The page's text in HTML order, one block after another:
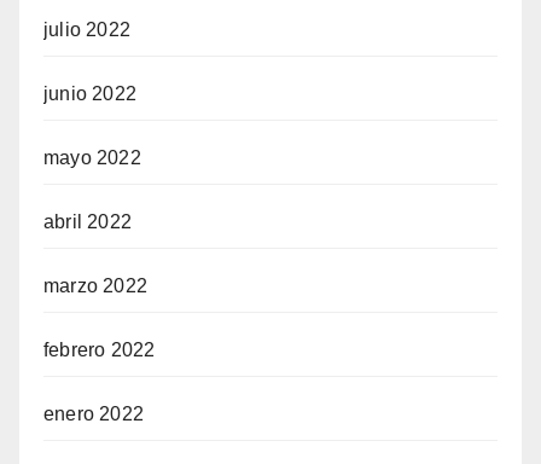
julio 2022
junio 2022
mayo 2022
abril 2022
marzo 2022
febrero 2022
enero 2022